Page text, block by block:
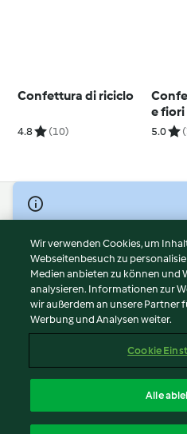
Confettura di riciclo
4.8 (10)
e fiori
5.0
© Copyright 2026
Nutzungsbedingungen
Datenschutzrichtlinien
Disclaimer
Impressum
Cookies
Abo kündigen
Erklärung zur Barrierefreiheit
Wir verwenden Cookies, um
Webseitenbesuch zu
Medien anbieten zu können und
analysieren. Informationen zur
wir außerdem an unsere Partner
Werbung und Analysen weiter.
Cookie
Alle